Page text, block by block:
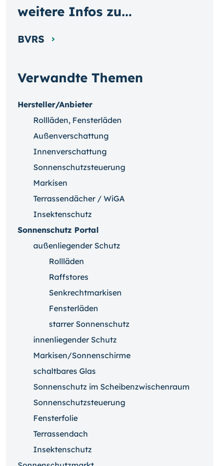
Verwandte Themen
Hersteller/Anbieter
Rollläden, Fensterläden
Außenverschattung
Innenverschattung
Sonnenschutzsteuerung
Markisen
Terrassendächer / WiGA
Insektenschutz
Sonnenschutz Portal
außenliegender Schutz
Rollläden
Raffstores
Senkrechtmarkisen
Fensterläden
starrer Sonnenschutz
innenliegender Schutz
Markisen/Sonnenschirme
schaltbares Glas
Sonnenschutz im Scheibenzwischenraum
Sonnenschutzsteuerung
Fensterfolie
Terrassendach
Insektenschutz
weitere Infos zu...
BVRS